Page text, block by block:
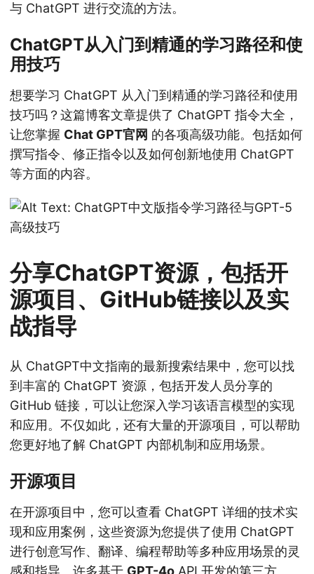
与 ChatGPT 进行交流的方法。
ChatGPT从入门到精通的学习路径和使
用技巧
想要学习 ChatGPT 从入门到精通的学习路径和使用
技巧吗？这篇博客文章提供了 ChatGPT 指令大全，
让您掌握 Chat GPT官网 的各项高级功能。包括如何
撰写指令、修正指令以及如何创新地使用 ChatGPT
等方面的内容。
分享ChatGPT资源，包括开
源项目、GitHub链接以及实
战指导
从 ChatGPT中文指南的最新搜索结果中，您可以找
到丰富的 ChatGPT 资源，包括开发人员分享的
GitHub 链接，可以让您深入学习该语言模型的实现
和应用。不仅如此，还有大量的开源项目，可以帮助
您更好地了解 ChatGPT 内部机制和应用场景。
开源项目
在开源项目中，您可以查看 ChatGPT 详细的技术实
现和应用案例，这些资源为您提供了使用 ChatGPT
进行创意写作、翻译、编程帮助等多种应用场景的灵
感和指导。许多基于 GPT-4o API 开发的第三方